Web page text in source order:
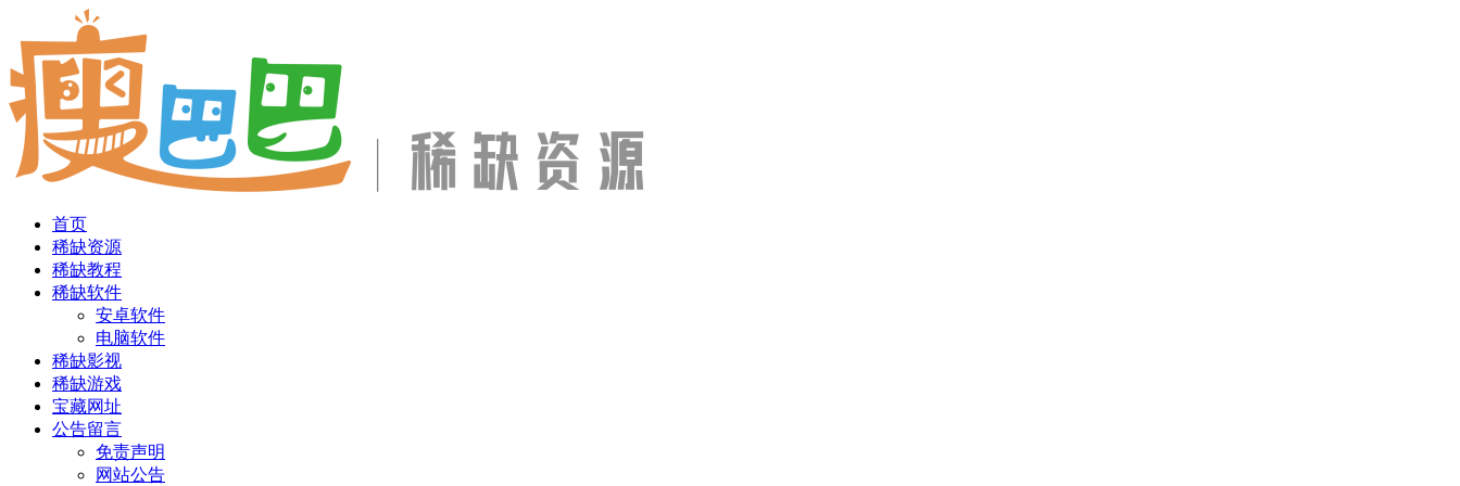
首页
稀缺资源
稀缺教程
稀缺软件
安卓软件
电脑软件
稀缺影视
稀缺游戏
宝藏网址
公告留言
免责声明
网站公告